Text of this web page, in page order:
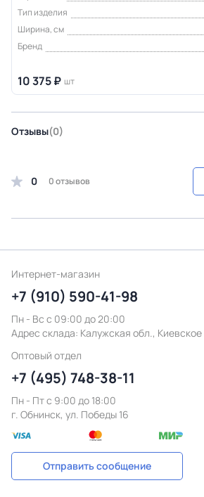
Тип изделия
Ширина, см
Бренд
10 375 ₽ шт
Отзывы(0)
0 0 отзывов
Интернет-магазин
+7 (910) 590-41-98
Пн - Вс с 09:00 до 20:00
Адрес склада: Калужская обл.,
Оптовый отдел
+7 (495) 748-38-11
Пн - Пт c 9:00 до 18:00
г. Обнинск, ул. Победы 16
Отправить сообщение